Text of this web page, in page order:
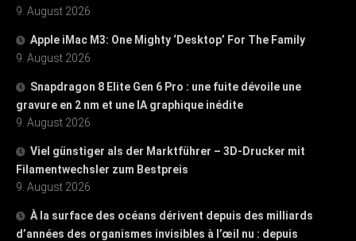
9. August 2026
Apple iMac M3: One Mighty ‘Desktop’ For The Family
9. August 2026
Snapdragon 8 Elite Gen 6 Pro : une fuite dévoile une
gravure en 2 nm et une IA graphique inédite
9. August 2026
Viel günstiger als der Marktführer – 3D-Drucker mit
Filamentwechsler zum Bestpreis
9. August 2026
À la surface des océans dérivent depuis des milliards
d’années des organismes invisibles à l’œil nu : depuis